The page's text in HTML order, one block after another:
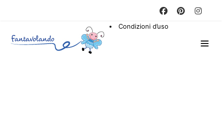
Condizioni d’uso